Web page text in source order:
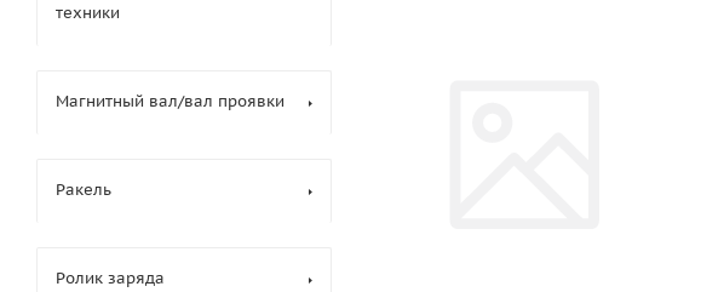
техники
Магнитный вал/вал проявки
Ракель
Ролик заряда